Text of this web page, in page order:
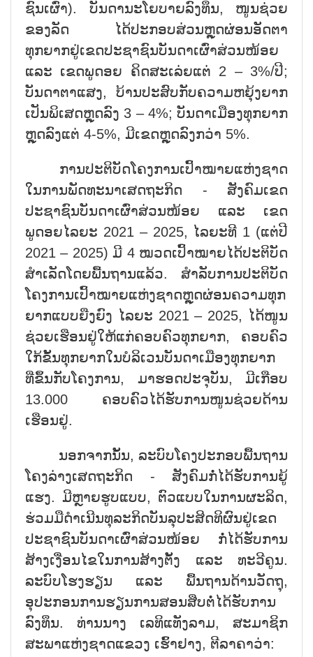
ຊົນເຜົ່າ). ບັນດານະໂຍບາຍລົງທຶນ, ໜູນຊ່ວຍ
ຂອງລັດ ໄດ້ປະກອບສ່ວນຫຼຸດຜ່ອນອັດຕາ
ທຸກຍາກຢູ່ເຂດປະຊາຊົນບັນດາເຜົ່າສ່ວນໜ້ອຍ
ແລະ ເຂດພູດອຍ ຄິດສະເລ່ຍແຕ່ 2 – 3%/ປີ;
ບັນດາຕາແສງ, ບ້ານປະສົບກັບຄວາມຫຍຸ້ງຍາກ
ເປັນພິເສດຫຼຸດລົງ 3 – 4%; ບັນດາເມືອງທຸກຍາກ
ຫຼຸດລົງແຕ່ 4-5%, ມີເຂດຫຼຸດລົງກວ່າ 5%.
ການປະຕິບັດໂຄງການເປົ້າໝາຍແຫ່ງຊາດ
ໃນການພັດທະນາເສດຖະກິດ - ສັງຄົມເຂດ
ປະຊາຊົນບັນດາເຜົ່າສ່ວນໜ້ອຍ ແລະ ເຂດ
ພູດອຍໄລຍະ 2021 – 2025, ໄລຍະທີ 1 (ແຕ່ປີ
2021 – 2025) ມີ 4 ໝວດເປົ້າໝາຍໄດ້ປະຕິບັດ
ສຳເລັດໂດຍພື້ນຖານແລ້ວ. ສຳລັບການປະຕິບັດ
ໂຄງການເປົ້າໝາຍແຫ່ງຊາດຫຼຸດຜ່ອນຄວາມທຸກ
ຍາກແບບຍືງຍົງ ໄລຍະ 2021 – 2025, ໄດ້ໜູນ
ຊ່ວຍເຮືອນຢູ່ໃຫ້ແກ່ຄອບຄົວທຸກຍາກ, ຄອບຄົວ
ໃກ້ຂັ້ນທຸກຍາກໃນບໍລິເວນບັນດາເມືອງທຸກຍາກ
ທີ່ຂຶ້ນກັບໂຄງການ, ມາຮອດປະຈຸບັນ, ມີເກືອບ
13.000 ຄອບຄົວໄດ້ຮັບການໜູນຊ່ວຍດ້ານ
ເຮືອນຢູ່.
ນອກຈາກນັ້ນ, ລະບົບໂຄງປະກອບພື້ນຖານ
ໂຄງລ່າງເສດຖະກິດ - ສັງຄົມກໍ່ໄດ້ຮັບການຍູ້
ແຮງ. ມີຫຼາຍຮູບແບບ, ຕົວແບບໃນການຜະລິດ,
ຮ່ວມມືດຳເນີນທຸລະກິດບັນລຸປະສິດທິຜົນຢູ່ເຂດ
ປະຊາຊົນບັນດາເຜົ່າສ່ວນໜ້ອຍ ກໍ່ໄດ້ຮັບການ
ສ້າງເງື່ອນໄຂໃນການສ້າງຕັ້ງ ແລະ ທະວີຄູນ.
ລະບົບໂຮງຮຽນ ແລະ ພື້ນຖານດ້ານວັດຖຸ,
ອຸປະກອນການຮຽນການສອນສືບຕໍ່ໄດ້ຮັບການ
ລົງທຶນ. ທ່ານນາງ ເລທິແທັງລາມ, ສະມາຊິກ
ສະພາແຫ່ງຊາດແຂວງ ເຮົ້າຢາງ, ຕີລາຄາວ່າ: